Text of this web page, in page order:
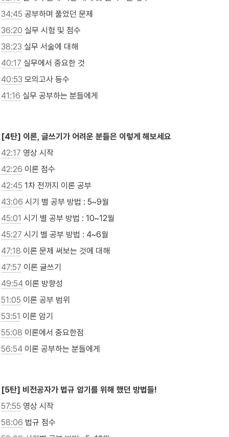
34:45 공부하며 풀었던 문제
36:20 실무 시험 및 점수
38:23 실무 서술에 대해
40:17 실무에서 중요한 것
40:53 모의고사 등수
41:16 실무 공부하는 분들에게
[4탄] 이론, 글쓰기가 어려운 분들은 이렇게 해보세요
42:17 영상 시작
42:26 이론 점수
42:45 1차 전까지 이론 공부
43:06 시기 별 공부 방법 : 5~9월
45:01 시기 별 공부 방법 : 10~12월
45:27 시기 별 공부 방법 : 4~6월
47:18 이론 문제 써보는 것에 대해
47:57 이론 글쓰기
49:54 이론 방향성
51:05 이론 공부 범위
53:51 이론 암기
55:08 이론에서 중요한점
56:54 이론 공부하는 분들에게
[5탄] 비전공자가 법규 암기를 위해 했던 방법들!
57:55 영상 시작
58:06 법규 점수